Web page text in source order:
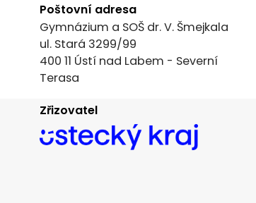
Poštovní adresa
Gymnázium a SOŠ dr. V. Šmejkala
ul. Stará 3299/99
400 11 Ústí nad Labem - Severní
Terasa
Zřizovatel